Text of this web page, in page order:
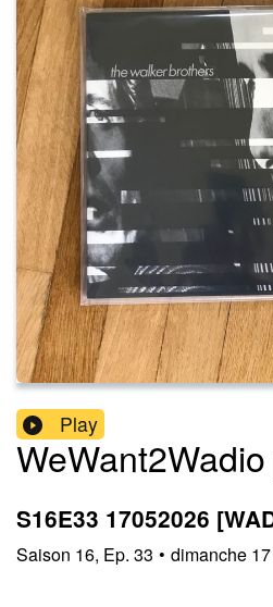
Play
S16E33 17052026
Saison 16, Ep. 33 • dimanche